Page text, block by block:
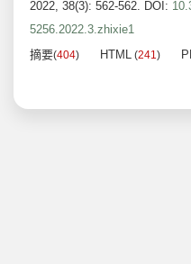
2022, 38(3): 562-562. DOI:
5256.2022.3.zhixie1
摘要(404) HTML (241)